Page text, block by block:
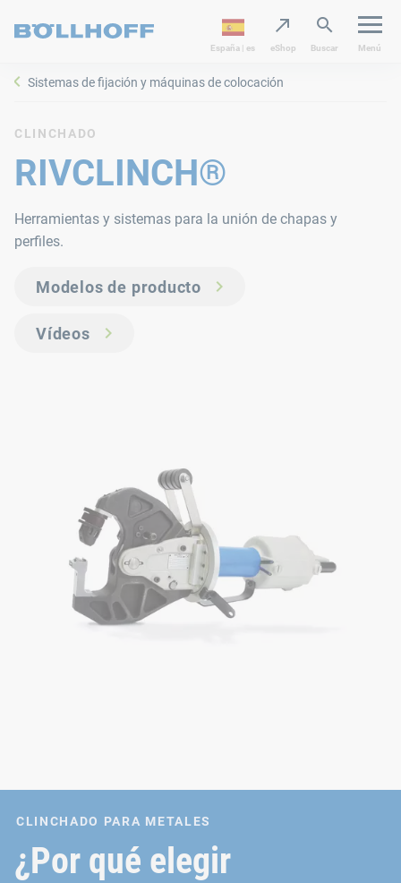
España | es eShop Buscar Menú
Sistemas de fijación y máquinas de colocación
CLINCHADO
RIVCLINCH®
Herramientas y sistemas para la unión de chapas y
perfiles.
Modelos de producto
Vídeos
CLINCHADO PARA METALES
¿Por qué elegir